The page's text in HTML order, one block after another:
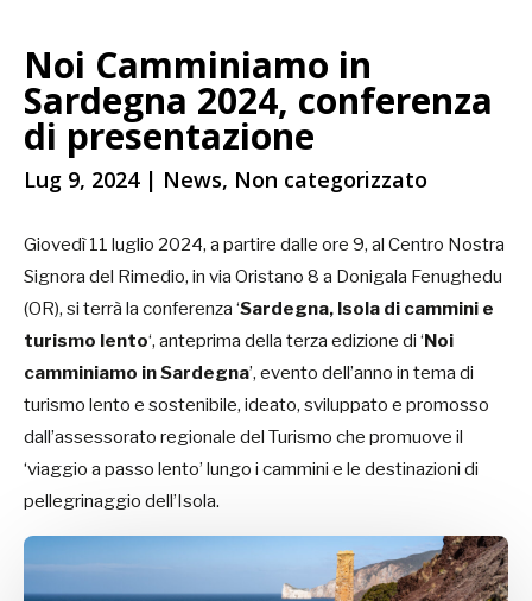
Noi Camminiamo in
Sardegna 2024, conferenza
di presentazione
Lug 9, 2024| News, Non categorizzato
Giovedì 11 luglio 2024, a partire dalle ore 9, al Centro Nostra
Signora del Rimedio, in via Oristano 8 a Donigala Fenughedu
(OR), si terrà la conferenza ‘Sardegna, Isola di cammini e
turismo lento‘, anteprima della terza edizione di ‘Noi
camminiamo in Sardegna’, evento dell’anno in tema di
turismo lento e sostenibile, ideato, sviluppato e promosso
dall’assessorato regionale del Turismo che promuove il
‘viaggio a passo lento’ lungo i cammini e le destinazioni di
pellegrinaggio dell’Isola.